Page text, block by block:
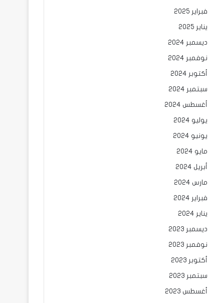
فبراير 2025
يناير 2025
ديسمبر 2024
نوفمبر 2024
أكتوبر 2024
سبتمبر 2024
أغسطس 2024
يوليو 2024
يونيو 2024
مايو 2024
أبريل 2024
مارس 2024
فبراير 2024
يناير 2024
ديسمبر 2023
نوفمبر 2023
أكتوبر 2023
سبتمبر 2023
أغسطس 2023